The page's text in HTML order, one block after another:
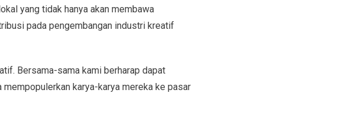
yang tidak hanya akan membawa
pada pengembangan industri kreatif
Bersama-sama kami berharap dapat
karya-karya mereka ke pasar